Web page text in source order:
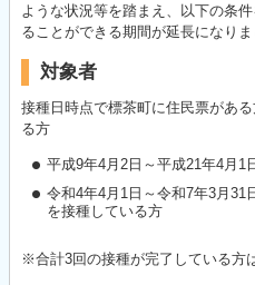
ような状況等を踏まえ、以下の条
ることができる期間が延長になりま
対象者
接種日時点で標茶町に住民票があ
る方
平成9年4月2日～平成21年4月1
令和4年4月1日～令和7年3月31
を接種している方
※合計3回の接種が完了している方